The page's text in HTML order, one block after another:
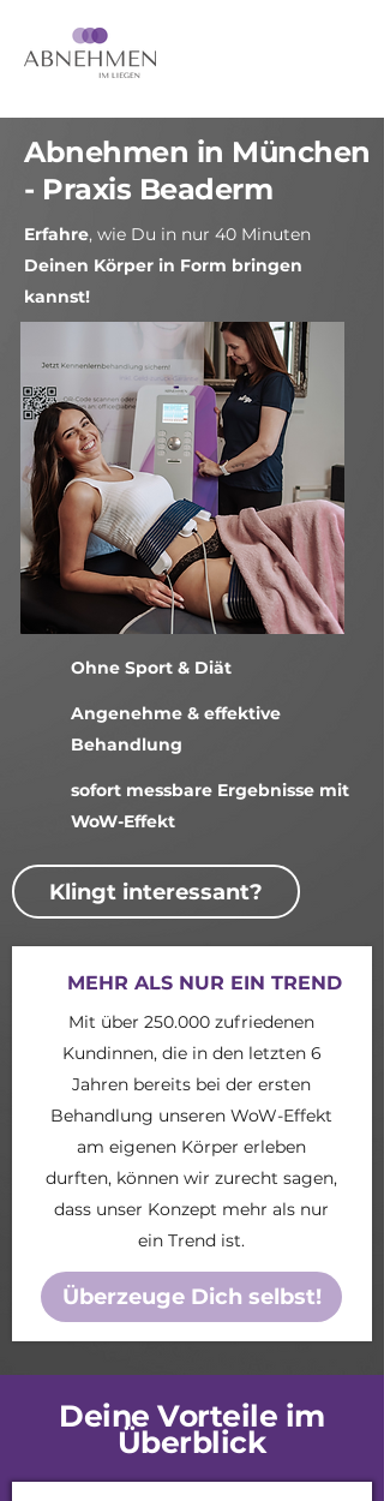
Abnehmen in München
- Praxis Beaderm
Erfahre, wie Du in nur 40 Minuten
Deinen Körper in Form bringen
kannst!
Ohne Sport & Diät
Angenehme & effektive
Behandlung
sofort messbare Ergebnisse mit
WoW-Effekt
Klingt interessant?
MEHR ALS NUR EIN TREND
Mit über 250.000 zufriedenen
Kundinnen, die in den letzten 6
Jahren bereits bei der ersten
Behandlung unseren WoW-Effekt
am eigenen Körper erleben
durften, können wir zurecht sagen,
dass unser Konzept mehr als nur
ein Trend ist.
Überzeuge Dich selbst!
Deine Vorteile im
Überblick